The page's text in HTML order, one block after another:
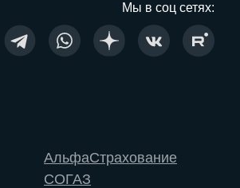
Мы в соц сетях:
АльфаСтрахование
СОГАЗ